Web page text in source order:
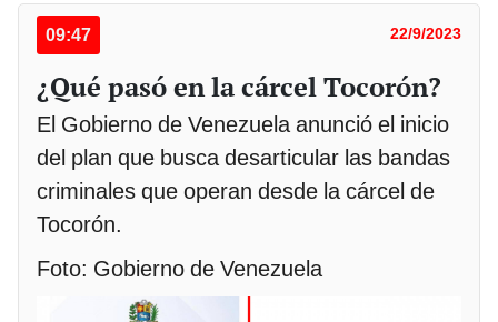
09:47 22/9/2023
¿Qué pasó en la cárcel Tocorón?
El Gobierno de Venezuela anunció el inicio
del plan que busca desarticular las bandas
criminales que operan desde la cárcel de
Tocorón.
Foto: Gobierno de Venezuela